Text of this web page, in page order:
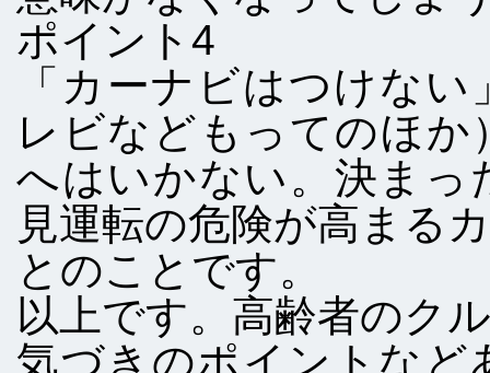
ポイント4
「カーナビはつけな
レビなどもってのほ
へはいかない。決まっ
見運転の危険が高まる
とのことです。
以上です。高齢者のク
気づきのポイントなど